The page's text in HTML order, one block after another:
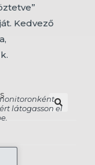
Kedvező